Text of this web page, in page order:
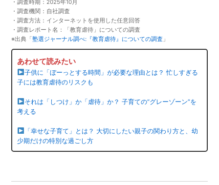
・調査時期：2025年10月
・調査機関：自社調査
・調査方法：インターネットを使用した任意回答
・調査レポート名：「教育虐待」についての調査
※出典「塾選ジャーナル調べ:『教育虐待』についての調査 」
あわせて読みたい
子供に「ぼーっとする時間」が必要な理由とは？ 忙しすぎる
子には教育虐待のリスクも
それは「しつけ」か「虐待」か？ 子育ての“グレーゾーン”を
考える
「幸せな子育て」とは？ 大切にしたい親子の関わり方と、幼
少期だけの特別な過ごし方